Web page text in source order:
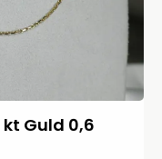
Guld 0,6